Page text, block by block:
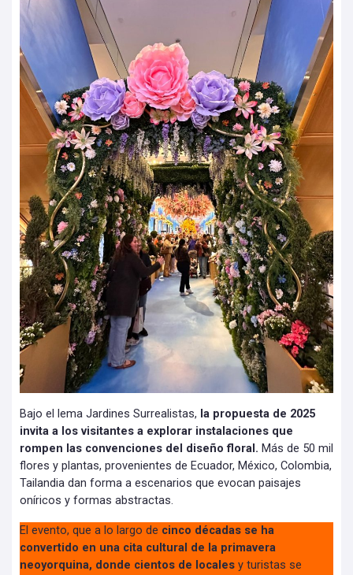
Bajo el lema Jardines Surrealistas, la propuesta de 2025
invita a los visitantes a explorar instalaciones que
rompen las convenciones del diseño floral. Más de 50 mil
flores y plantas, provenientes de Ecuador, México, Colombia,
Tailandia dan forma a escenarios que evocan paisajes
oníricos y formas abstractas.
El evento, que a lo largo de cinco décadas se ha
convertido en una cita cultural de la primavera
neoyorquina, donde cientos de locales y turistas se